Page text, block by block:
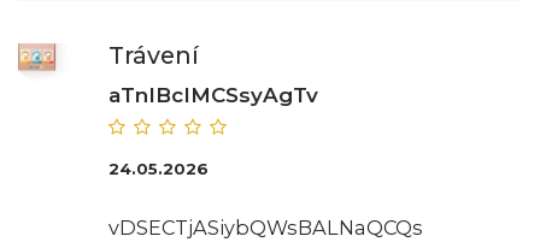
Trávení
aTnIBcIMCSsyAgTv
24.05.2026
vDSECTjASiybQWsBALNaQCQs